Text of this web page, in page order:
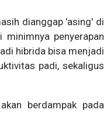
dianggap 'asing' di
penyerapan
hibrida bisa menjadi
padi, sekaligus
berdampak pada